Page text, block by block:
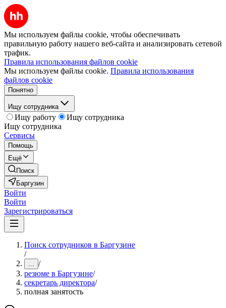
Мы используем файлы cookie, чтобы обеспечивать
правильную работу нашего веб-сайта и анализировать сетевой
трафик.
Правила использования файлов cookie
Мы используем файлы cookie. Правила использования
файлов cookie
Понятно
Ищу сотрудника
Ищу работу
Ищу сотрудника
Ищу сотрудника
Сервисы
Помощь
Ещё
Поиск
Баргузин
Войти
Войти
Зарегистрироваться
Поиск сотрудников в Баргузине
/
... /
резюме в Баргузине/
секретарь директора/
полная занятость